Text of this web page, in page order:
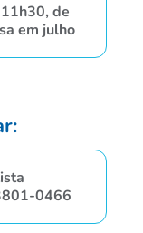
de
em julho
0466